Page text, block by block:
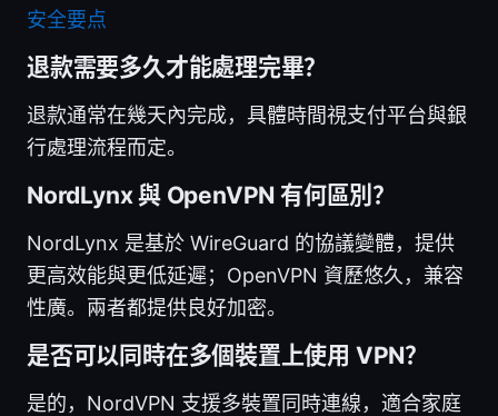
安全要点
退款需要多久才能處理完畢？
退款通常在幾天內完成，具體時間視支付平台與銀
行處理流程而定。
NordLynx 與 OpenVPN 有何區別？
NordLynx 是基於 WireGuard 的協議變體，提供
更高效能與更低延遲；OpenVPN 資歷悠久，兼容
性廣。兩者都提供良好加密。
是否可以同時在多個裝置上使用 VPN？
是的，NordVPN 支援多裝置同時連線，適合家庭